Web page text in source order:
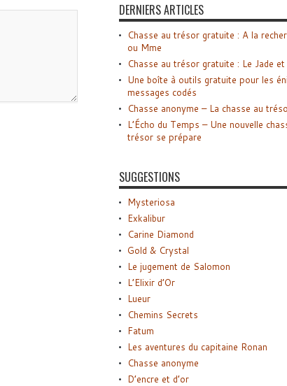
DERNIERS ARTICLES
Chasse au trésor gratuite : A la
ou Mme
Chasse au trésor gratuite : Le Jade
Une boîte à outils gratuite pour les
messages codés
Chasse anonyme – La chasse au
L’Écho du Temps – Une nouvelle
trésor se prépare
SUGGESTIONS
Mysteriosa
Exkalibur
Carine Diamond
Gold & Crystal
Le jugement de Salomon
L’Elixir d’Or
Lueur
Chemins Secrets
Fatum
Les aventures du capitaine Ronan
Chasse anonyme
D’encre et d’or